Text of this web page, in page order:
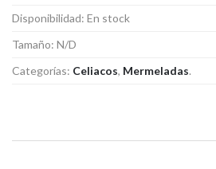
Disponibilidad: En stock
Tamaño: N/D
Categorías: Celiacos, Mermeladas.